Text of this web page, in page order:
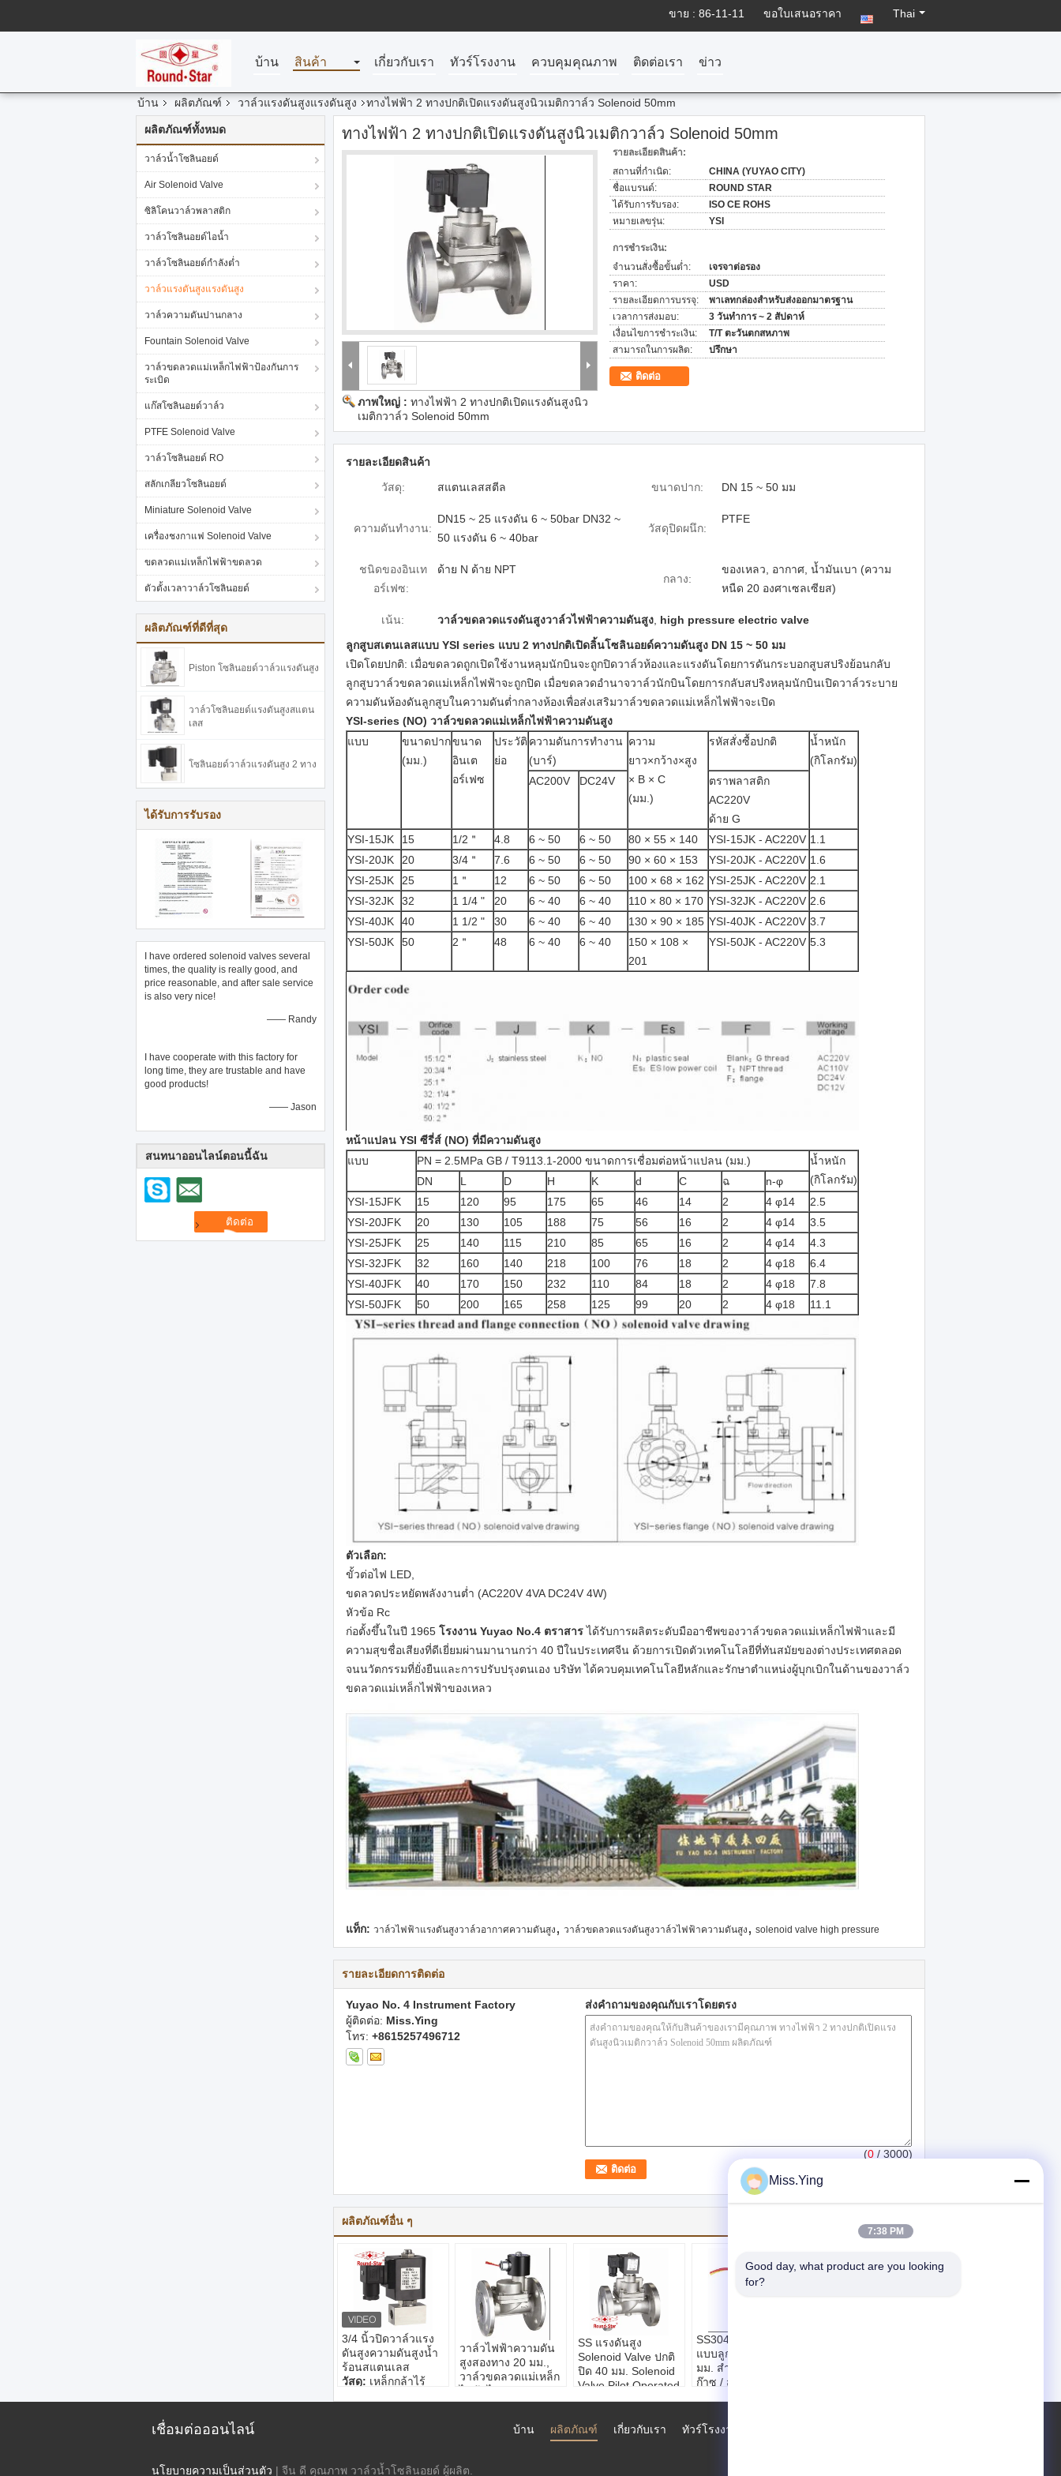
ขาย : 86-11-11 ขอใบเสนอราคา Thai
บ้าน สินค้า เกี่ยวกับเรา ทัวร์โรงงาน ควบคุมคุณภาพ ติดต่อเรา ข่าว
บ้าน ผลิตภัณฑ์ วาล์วแรงดันสูงแรงดันสูง ทางไฟฟ้า 2 ทางปกติเปิดแรงดันสูงนิวเมติกวาล์ว Solenoid 50mm
ผลิตภัณฑ์ทั้งหมด
วาล์วน้ำโซลินอยด์
Air Solenoid Valve
ซิลิโคนวาล์วพลาสติก
วาล์วโซลินอยด์ไอน้ำ
วาล์วโซลินอยด์กำลังต่ำ
วาล์วแรงดันสูงแรงดันสูง
วาล์วความดันปานกลาง
Fountain Solenoid Valve
วาล์วขดลวดแม่เหล็กไฟฟ้าป้องกันการ
ระเบิด
แก๊สโซลินอยด์วาล์ว
PTFE Solenoid Valve
วาล์วโซลินอยด์ RO
สลักเกลียวโซลินอยด์
Miniature Solenoid Valve
เครื่องชงกาแฟ Solenoid Valve
ขดลวดแม่เหล็กไฟฟ้าขดลวด
ตัวตั้งเวลาวาล์วโซลินอยด์
ผลิตภัณฑ์ที่ดีที่สุด
Piston โซลินอยด์วาล์วแรงดันสูง
วาล์วโซลินอยด์แรงดันสูงสแตน
เลส
โซลินอยด์วาล์วแรงดันสูง 2 ทาง
ได้รับการรับรอง
I have ordered solenoid valves several
times, the quality is really good, and
price reasonable, and after sale service
is also very nice!
—— Randy
I have cooperate with this factory for
long time, they are trustable and have
good products!
—— Jason
สนทนาออนไลน์ตอนนี้ฉัน
ทางไฟฟ้า 2 ทางปกติเปิดแรงดันสูงนิวเมติกวาล์ว Solenoid 50mm
ภาพใหญ่ : ทางไฟฟ้า 2 ทางปกติเปิดแรงดันสูงนิว
เมติกวาล์ว Solenoid 50mm
รายละเอียดสินค้า:
สถานที่กำเนิด:
CHINA (YUYAO CITY)
ชื่อแบรนด์:
ROUND STAR
ได้รับการรับรอง:
ISO CE ROHS
หมายเลขรุ่น:
YSI
การชำระเงิน:
จำนวนสั่งซื้อขั้นต่ำ:
เจรจาต่อรอง
ราคา:
USD
รายละเอียดการบรรจุ:
พาเลทกล่องสำหรับส่งออกมาตรฐาน
เวลาการส่งมอบ:
3 วันทำการ ~ 2 สัปดาห์
เงื่อนไขการชำระเงิน:
T/T ตะวันตกสหภาพ
สามารถในการผลิต:
ปรึกษา
ติดต่อ
รายละเอียดสินค้า
วัสดุ:
สแตนเลสสตีล ขนาดปาก: DN 15 ~ 50 มม
ความดันทำงาน:
DN15 ~ 25 แรงดัน 6 ~ 50bar DN32 ~
50 แรงดัน 6 ~ 40bar
วัสดุปิดผนึก:
PTFE
ชนิดของอินเท
อร์เฟซ:
ด้าย N ด้าย NPT
กลาง:
ของเหลว, อากาศ, น้ำมันเบา (ความ
หนืด 20 องศาเซลเซียส)
เน้น: วาล์วขดลวดแรงดันสูงวาล์วไฟฟ้าความดันสูง high pressure electric valve
ลูกสูบสเตนเลสแบบ YSI series แบบ 2 ทางปกติเปิดลิ้นโซลินอยด์ความดันสูง DN 15 ~ 50 มม
เปิดโดยปกติ: เมื่อขดลวดถูกเปิดใช้งานหลุมนักบินจะถูกปิดวาล์วห้องและแรงดันโดยการดันกระบอกสูบสปริงย้อนกลับ
ลูกสูบวาล์วขดลวดแม่เหล็กไฟฟ้าจะถูกปิด เมื่อขดลวดอำนาจวาล์วนักบินโดยการกลับสปริงหลุมนักบินเปิดวาล์วระบาย
ความดันห้องดันลูกสูบในความดันต่ำกลางห้องเพื่อส่งเสริมวาล์วขดลวดแม่เหล็กไฟฟ้าจะเปิด
YSI-series (NO) วาล์วขดลวดแม่เหล็กไฟฟ้าความดันสูง
แบบ
ขนาดปาก
(มม.)
ขนาด
อินเต
อร์เฟซ
ประวัติ
ย่อ
ความดันการทำงาน
(บาร์)
ความ
ยาว×กว้าง×สูง
× B × C
(มม.)
รหัสสั่งซื้อปกติ
น้ำหนัก
(กิโลกรัม)
AC200V
DC24V
ตราพลาสติก
AC220V
ด้าย G
YSI-15JK
15 1/2＂ 4.8 6 ~ 50 6 ~ 50 80 × 55 × 140 YSI-15JK - AC220V 1.1
YSI-20JK
20 3/4＂ 7.6 6 ~ 50 6 ~ 50 90 × 60 × 153 YSI-20JK - AC220V 1.6
YSI-25JK
25 1＂ 12 6 ~ 50 6 ~ 50 100 × 68 × 162 YSI-25JK - AC220V 2.1
YSI-32JK
32 1 1/4 " 20 6 ~ 40 6 ~ 40 110 × 80 × 170 YSI-32JK - AC220V 2.6
YSI-40JK
40 1 1/2 " 30 6 ~ 40 6 ~ 40 130 × 90 × 185 YSI-40JK - AC220V 3.7
YSI-50JK
50 2＂ 48 6 ~ 40 6 ~ 40
150 × 108 ×
201
YSI-50JK - AC220V 5.3
หน้าแปลน YSI ซีรี่ส์ (NO) ที่มีความดันสูง
แบบ
PN = 2.5MPa GB / T9113.1-2000 ขนาดการเชื่อมต่อหน้าแปลน (มม.)
น้ำหนัก
(กิโลกรัม)
DN L D H K d C ฉ
n-φ
YSI-15JFK
15 120 95 175 65 46 14 2 4 φ14
2.5
YSI-20JFK
20 130 105 188 75 56 16 2 4 φ14
3.5
YSI-25JFK
25 140 115 210 85 65 16 2 4 φ14
4.3
YSI-32JFK
32 160 140 218 100 76 18 2 4 φ18
6.4
YSI-40JFK
40 170 150 232 110 84 18 2 4 φ18
7.8
YSI-50JFK
50 200 165 258 125 99 20 2 4 φ18 11.1
ตัวเลือก:
ขั้วต่อไฟ LED,
ขดลวดประหยัดพลังงานต่ำ (AC220V 4VA DC24V 4W)
หัวข้อ Rc
ก่อตั้งขึ้นในปี 1965 โรงงาน Yuyao No.4 ตราสาร ได้รับการผลิตระดับมืออาชีพของวาล์วขดลวดแม่เหล็กไฟฟ้าและมี
ความสุขชื่อเสียงที่ดีเยี่ยมผ่านมานานกว่า 40 ปีในประเทศจีน ด้วยการเปิดตัวเทคโนโลยีที่ทันสมัยของต่างประเทศตลอด
จนนวัตกรรมที่ยั่งยืนและการปรับปรุงตนเอง บริษัท ได้ควบคุมเทคโนโลยีหลักและรักษาตำแหน่งผู้บุกเบิกในด้านของวาล์ว
ขดลวดแม่เหล็กไฟฟ้าของเหลว
แท็ก: วาล์วไฟฟ้าแรงดันสูงวาล์วอากาศความดันสูง วาล์วขดลวดแรงดันสูงวาล์วไฟฟ้าความดันสูง solenoid valve high pressure
รายละเอียดการติดต่อ
Yuyao No. 4 Instrument Factory
ผู้ติดต่อ: Miss.Ying
โทร: +8615257496712
ส่งคำถามของคุณกับเราโดยตรง
(0 / 3000)
ผลิตภัณฑ์อื่น ๆ
3/4 นิ้วปิดวาล์วแรง
ดันสูงความดันสูงน้ำ
ร้อนสแตนเลส
วัสดุ: เหล็กกล้าไร้
ทำงาน:ดำเนิน
วาล์วไฟฟ้าความดัน
สูงสองทาง 20 มม.,
วาล์วขดลวดแม่เหล็ก
ไฟฟ้าไดอะแฟรมส
แตนเลสสตีล
ขนาดปาก:DN 15 ~
SS แรงดันสูง
Solenoid Valve ปกติ
ปิด 40 มม. Solenoid
Valve Pilot Operated
วัสดุ:สแตนเลสสตีล
50 มม
ความดันทำงาน:
SS304 ปั้มแรงดันสูง
แบบลูกสูบ Piston 50
มม. สำหรับไอน้ำ /
ก๊าซ / สารกัดกร่อน
50 มม
เชื่อมต่อออนไลน์ ทัวร์โรงงาน
เกี่ยวกับเรา
ผลิตภัณฑ์
บ้าน
นโยบายความเป็นส่วนตัว | จีน ดี คุณภาพ วาล์วน้ำโซลินอยด์ ผู้ผลิต.
Miss.Ying
7:38 PM
Good day, what product are you looking
for?